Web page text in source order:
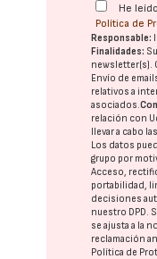
He
Política de
Responsable:
Finalidades:
newsletter(s).
Envío de
relativos a
asociados.
relación con
llevar a cabo
Los datos
grupo por
Acceso,
portabilidad,
decisiones
nuestro DPD .
se ajusta a la
reclamación
Política de